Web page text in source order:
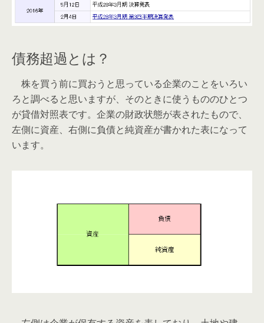
債務超過とは？
株を買う前に買おうと思っている企業のことをいろい
ろと調べると思いますが、そのときに使うもののひとつ
が貸借対照表です。企業の財政状態が表されたもので、
左側に資産、右側に負債と純資産が書かれた表になって
います。